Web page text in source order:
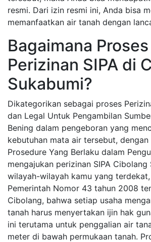
resmi. Dari izin resmi ini, Anda bisa
memanfaatkan air tanah dengan
Bagaimana Proses
Perizinan SIPA di
Sukabumi?
Dikategorikan sebagai proses
dan Legal Untuk Pengambilan
Bening dalam pengeboran yang
kebutuhan mata air tersebut, dengan
Prosedure Yang Berlaku dalam
mengajukan perizinan SIPA
wilayah-wilayah kamu yang
Pemerintah Nomor 43 tahun 2008
Cibolang, bahwa setiap usaha
tanah harus menyertakan ijin hak
ini terutama untuk penggalian air
meter di bawah permukaan tanah.